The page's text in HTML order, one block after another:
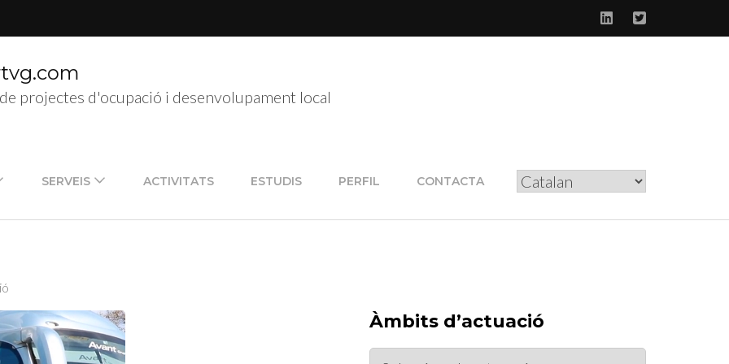
projectes d'ocupació i desenvolupament local
SERVEIS ACTIVITATS ESTUDIS PERFIL CONTACTA
Àmbits d’actuació
Àmbits